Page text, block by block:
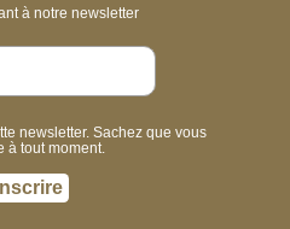
à notre newsletter
newsletter. Sachez que vous
à tout moment.